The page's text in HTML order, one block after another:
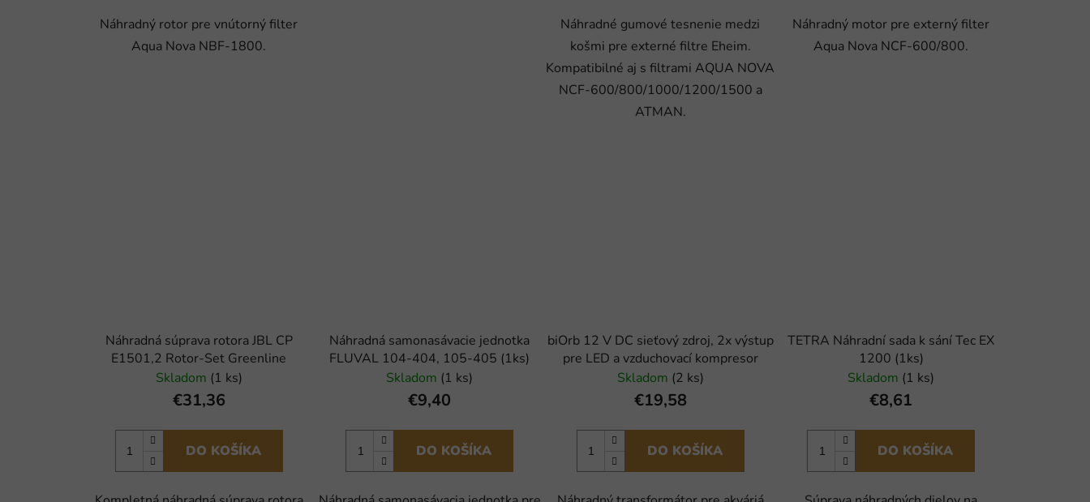
Náhradný rotor pre vnútorný filter
Aqua Nova NBF-1800.
Náhradné gumové tesnenie medzi
košmi pre externé filtre Eheim.
Kompatibilné aj s filtrami AQUA NOVA
NCF-600/800/1000/1200/1500 a
ATMAN.
Náhradný motor pre externý filter
Aqua Nova NCF-600/800.
Náhradná súprava rotora JBL CP
E1501,2 Rotor-Set Greenline
Skladom (1 ks)
€31,36
DO KOŠÍKA
Náhradná samonasávacie jednotka
FLUVAL 104-404, 105-405 (1ks)
Skladom (1 ks)
€9,40
DO KOŠÍKA
biOrb 12 V DC sieťový zdroj, 2x výstup
pre LED a vzduchovací kompresor
Skladom (2 ks)
€19,58
DO KOŠÍKA
TETRA Náhradní sada k sání Tec EX
1200 (1ks)
Skladom (1 ks)
€8,61
DO KOŠÍKA